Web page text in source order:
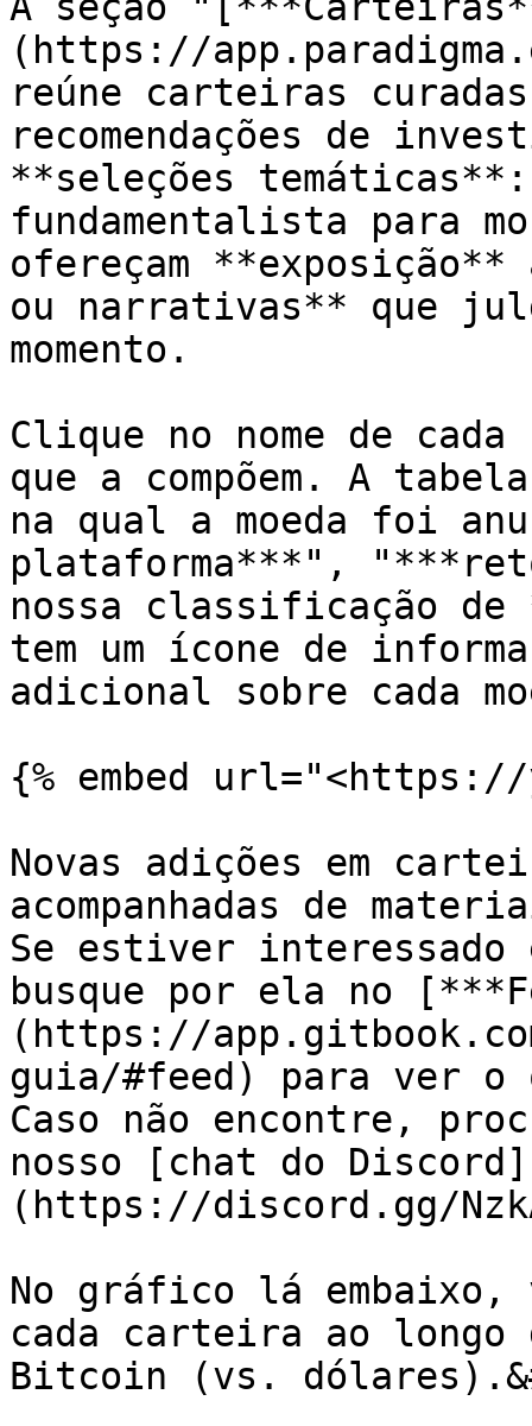
(https://
reúne carteiras
recomendações de
**seleções
fundamentalista para
ofereçam **exposição**
ou narrativas** que
momento.
Clique no nome de
que a compõem. A
na qual a moeda foi
plataforma***",
nossa classificação
tem um ícone de
adicional sobre cada
{% embed url="<https://
Novas adições em
acompanhadas de
Se estiver interessado
busque por ela no
(https://
guia/#feed) para ver o
Caso não encontre,
nosso [chat do Discord]
(https://discord.gg/
No gráfico lá
cada carteira ao longo
Bitcoin (vs.